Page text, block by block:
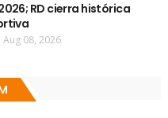
RD cierra histórica
Aug 08, 2026